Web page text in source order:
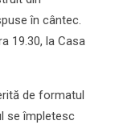
în cântec.
19.30, la Casa
de formatul
se împletesc